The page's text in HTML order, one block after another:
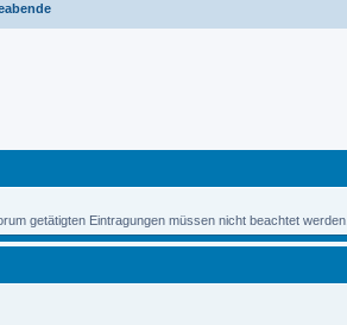
getätigten Eintragungen müssen nicht beachtet werden.